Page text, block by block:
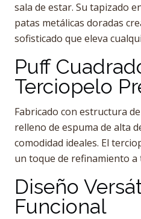
sala de estar. Su tapizado
patas metálicas doradas
sofisticado que eleva
Puff
Terciopelo
Fabricado con estructura
relleno de espuma de alta
comodidad ideales. El
un toque de refinamiento a
Diseño
Funcional